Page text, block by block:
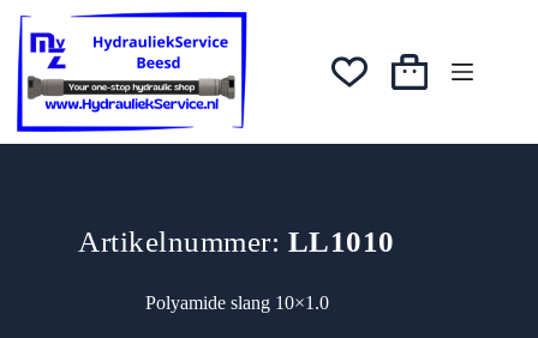
naar
inhoud
Winkelwagen
Artikelnummer: LL1010
Polyamide slang 10×1.0